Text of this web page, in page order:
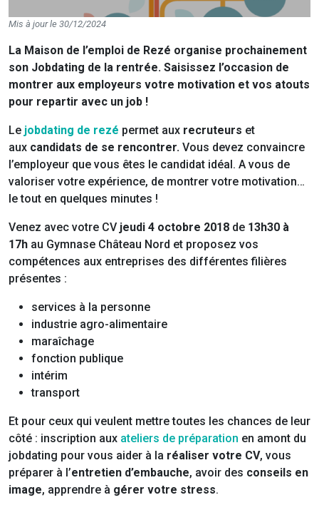
Mis à jour le 30/12/2024
La Maison de l’emploi de Rezé organise prochainement
son Jobdating de la rentrée. Saisissez l’occasion de
montrer aux employeurs votre motivation et vos atouts
pour repartir avec un job !
Le jobdating de rezé permet aux recruteurs et
aux candidats de se rencontrer. Vous devez convaincre
l’employeur que vous êtes le candidat idéal. A vous de
valoriser votre expérience, de montrer votre motivation…
le tout en quelques minutes !
Venez avec votre CV jeudi 4 octobre 2018 de 13h30 à
17h au Gymnase Château Nord et proposez vos
compétences aux entreprises des différentes filières
présentes :
services à la personne
industrie agro-alimentaire
maraîchage
fonction publique
intérim
transport
Et pour ceux qui veulent mettre toutes les chances de leur
côté : inscription aux ateliers de préparation en amont du
jobdating pour vous aider à la réaliser votre CV, vous
préparer à l’entretien d’embauche, avoir des conseils en
image, apprendre à gérer votre stress.